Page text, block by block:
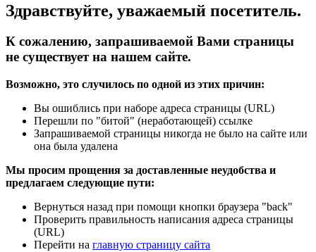
Здравствуйте, уважаемый посетитель.
К сожалению, запрашиваемой Вами страницы
не существует на нашем сайте.
Возможно, это случилось по одной из этих причин:
Вы ошиблись при наборе адреса страницы (URL)
Перешли по "битой" (неработающей) ссылке
Запрашиваемой страницы никогда не было на сайте или
она была удалена
Мы просим прощения за доставленные неудобства и
предлагаем следующие пути:
Вернуться назад при помощи кнопки браузера "back"
Проверить правильность написания адреса страницы
(URL)
Перейти на главную страницу сайта